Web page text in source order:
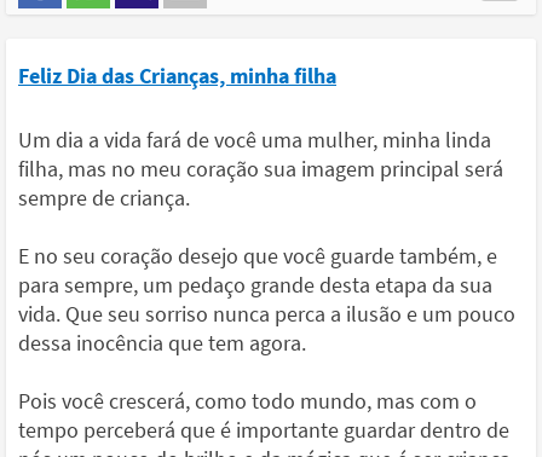
Feliz Dia das Crianças, minha filha
Um dia a vida fará de você uma mulher, minha linda
filha, mas no meu coração sua imagem principal será
sempre de criança.
E no seu coração desejo que você guarde também, e
para sempre, um pedaço grande desta etapa da sua
vida. Que seu sorriso nunca perca a ilusão e um pouco
dessa inocência que tem agora.
Pois você crescerá, como todo mundo, mas com o
tempo perceberá que é importante guardar dentro de